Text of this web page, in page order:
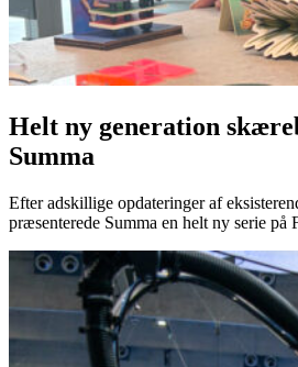
Helt ny generation
Summa
Efter adskillige opdateringer af
præsenterede Summa en helt ny serie på